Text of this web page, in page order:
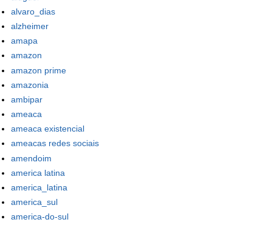
alvaro_dias
alzheimer
amapa
amazon
amazon prime
amazonia
ambipar
ameaca
ameaca existencial
ameacas redes sociais
amendoim
america latina
america_latina
america_sul
america-do-sul